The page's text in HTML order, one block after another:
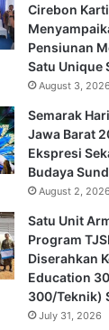
Cirebon
Pensiunan
Satu Unique
August 3, 2026
Semarak
Jawa Barat
Ekspresi
Budaya
August 2, 2026
Satu Unit
Program
Diserahkan
Education
300/Teknik)
July 31, 2026